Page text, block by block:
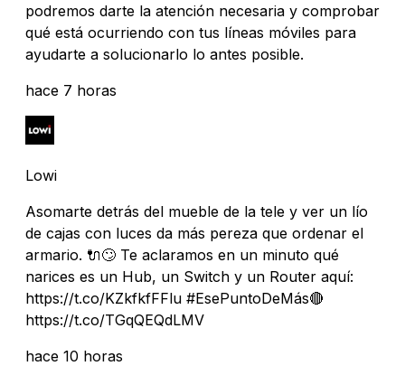
podremos darte la atención necesaria y comprobar
qué está ocurriendo con tus líneas móviles para
ayudarte a solucionarlo lo antes posible.
hace 7 horas
Lowi
Asomarte detrás del mueble de la tele y ver un lío
de cajas con luces da más pereza que ordenar el
armario. 🔌🙄 Te aclaramos en un minuto qué
narices es un Hub, un Switch y un Router aquí:
https://t.co/KZkfkfFFlu #EsePuntoDeMás🔴
https://t.co/TGqQEQdLMV
hace 10 horas